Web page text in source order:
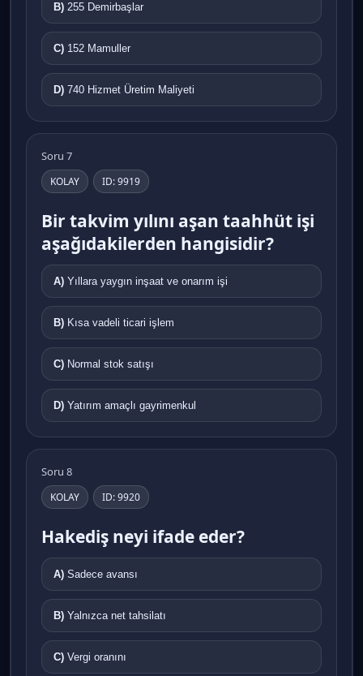
B) 255 Demirbaşlar
C) 152 Mamuller
D) 740 Hizmet Üretim Maliyeti
Soru 7
KOLAY ID: 9919
Bir takvim yılını aşan taahhüt işi
aşağıdakilerden hangisidir?
A) Yıllara yaygın inşaat ve onarım işi
B) Kısa vadeli ticari işlem
C) Normal stok satışı
D) Yatırım amaçlı gayrimenkul
Soru 8
KOLAY ID: 9920
Hakediş neyi ifade eder?
A) Sadece avansı
B) Yalnızca net tahsilatı
C) Vergi oranını